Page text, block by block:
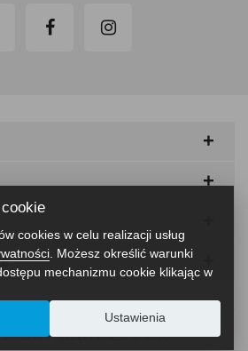
I Sprzęt Fitness © 2026
cookies w celu realizacji usług
. Możesz określić warunki
mechanizmu cookie klikając w
Ustawienia